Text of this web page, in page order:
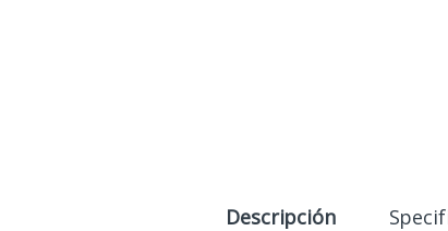
Descripción